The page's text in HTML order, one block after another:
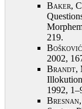
Baker,
219.
2002,
Brandt,
1992,
Bresnan,